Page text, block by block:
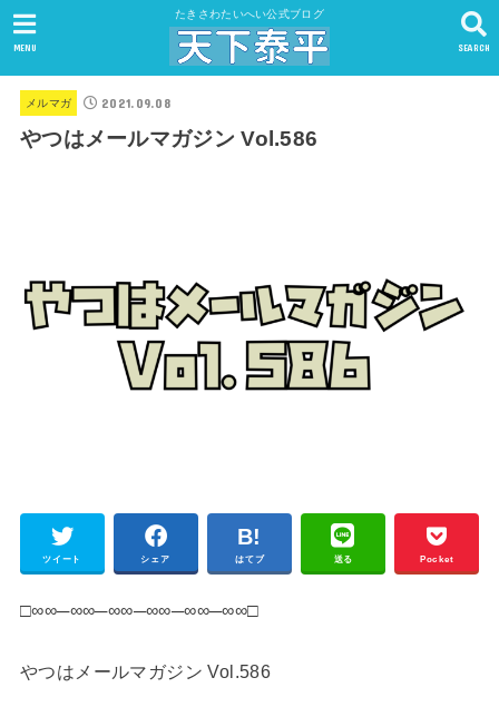
たきさわたいへい公式ブログ
SEARCH
MENU
メルマガ 2021.09.08
やつはメールマガジン Vol.586
ツイート シェア はてブ 送る Pocket
□∞∞─∞∞─∞∞─∞∞─∞∞─∞∞□
やつはメールマガジン Vol.586